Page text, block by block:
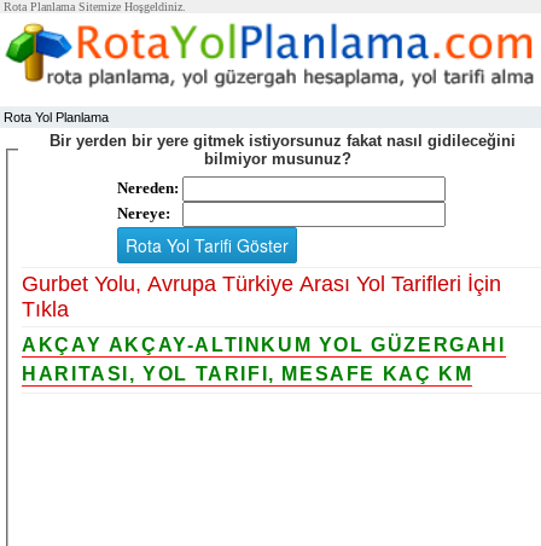
Rota Planlama Sitemize Hoşgeldiniz.
Rota Yol Planlama
Bir yerden bir yere gitmek istiyorsunuz fakat nasıl gidileceğini
bilmiyor musunuz?
Nereden:
Nereye:
Gurbet Yolu, Avrupa Türkiye Arası Yol Tarifleri İçin
Tıkla
AKÇAY AKÇAY-ALTINKUM YOL GÜZERGAHI
HARITASI, YOL TARIFI, MESAFE KAÇ KM